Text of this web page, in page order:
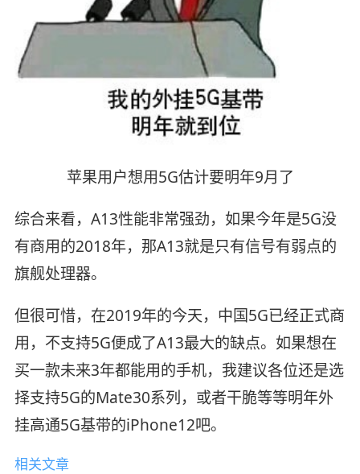
苹果用户想用5G估计要明年9月了
综合来看，A13性能非常强劲，如果今年是5G没
有商用的2018年，那A13就是只有信号有弱点的
旗舰处理器。
但很可惜，在2019年的今天，中国5G已经正式商
用，不支持5G便成了A13最大的缺点。如果想在
买一款未来3年都能用的手机，我建议各位还是选
择支持5G的Mate30系列，或者干脆等等明年外
挂高通5G基带的iPhone12吧。
相关文章